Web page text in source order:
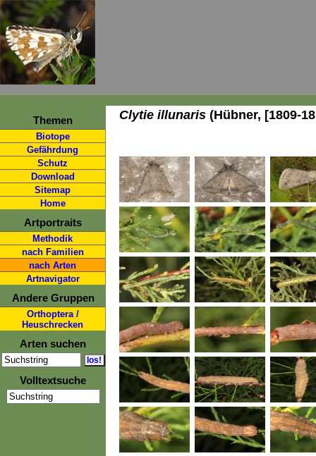
Themen
Biotope
Gefährdung
Schutz
Download
Sitemap
Home
Artportraits
Methodik
nach Familien
nach Arten
Artnavigator
Andere Gruppen
Orthoptera /
Heuschrecken
Arten suchen
Volltextsuche
Clytie illunaris (Hübner, [1809-